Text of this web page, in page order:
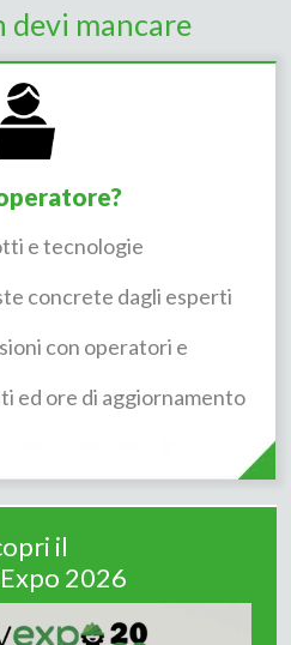
devi mancare
e tecnologie
concrete dagli esperti
con operatori e
ed ore di aggiornamento
il
2026